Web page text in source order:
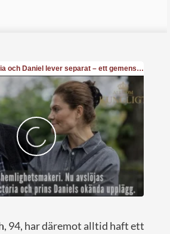
, 94, har däremot alltid haft ett